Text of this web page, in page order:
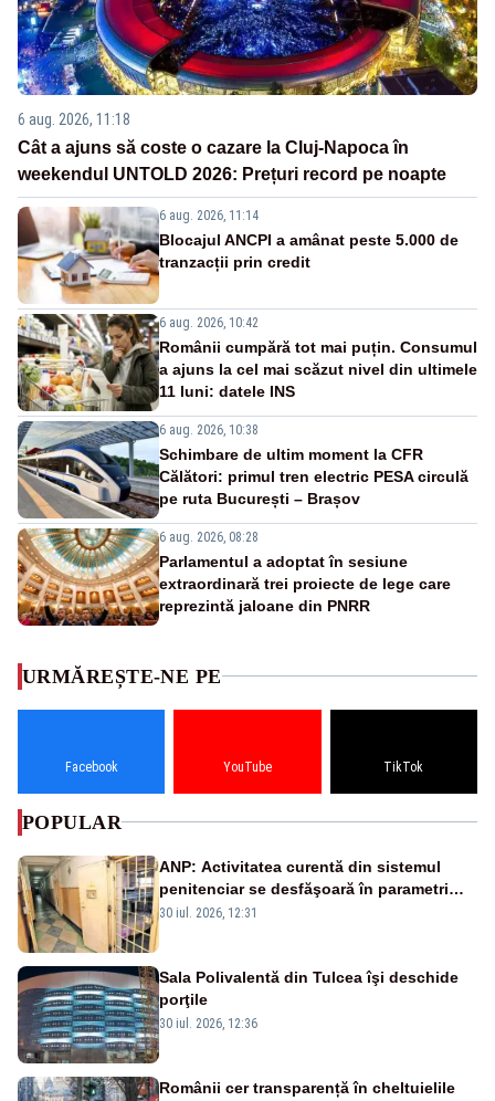
6 aug. 2026, 11:18
Cât a ajuns să coste o cazare la Cluj-Napoca în
weekendul UNTOLD 2026: Prețuri record pe noapte
6 aug. 2026, 11:14
Blocajul ANCPI a amânat peste 5.000 de
tranzacții prin credit
6 aug. 2026, 10:42
Românii cumpără tot mai puțin. Consumul
a ajuns la cel mai scăzut nivel din ultimele
11 luni: datele INS
6 aug. 2026, 10:38
Schimbare de ultim moment la CFR
Călători: primul tren electric PESA circulă
pe ruta București – Brașov
6 aug. 2026, 08:28
Parlamentul a adoptat în sesiune
extraordinară trei proiecte de lege care
reprezintă jaloane din PNRR
URMĂREȘTE-NE PE
Facebook YouTube TikTok
POPULAR
ANP: Activitatea curentă din sistemul
penitenciar se desfăşoară în parametri
normali
30 iul. 2026, 12:31
Sala Polivalentă din Tulcea îşi deschide
porţile
30 iul. 2026, 12:36
Românii cer transparență în cheltuielile